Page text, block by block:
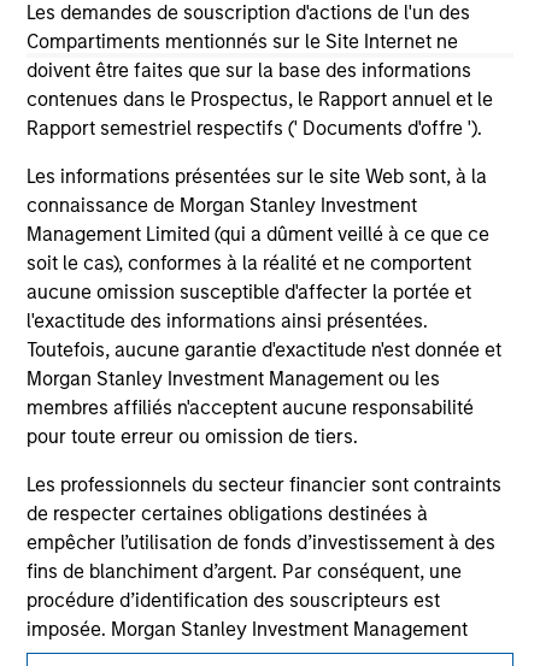
Les demandes de souscription d'actions de l'un des
Compartiments mentionnés sur le Site Internet ne
doivent être faites que sur la base des informations
contenues dans le Prospectus, le Rapport annuel et le
Rapport semestriel respectifs (' Documents d'offre ').
Les informations présentées sur le site Web sont, à la
connaissance de Morgan Stanley Investment
Management Limited (qui a dûment veillé à ce que ce
soit le cas), conformes à la réalité et ne comportent
aucune omission susceptible d'affecter la portée et
l'exactitude des informations ainsi présentées.
Toutefois, aucune garantie d'exactitude n'est donnée et
Morgan Stanley Investment Management ou les
membres affiliés n'acceptent aucune responsabilité
pour toute erreur ou omission de tiers.
Les professionnels du secteur financier sont contraints
de respecter certaines obligations destinées à
empêcher l’utilisation de fonds d’investissement à des
fins de blanchiment d’argent. Par conséquent, une
procédure d’identification des souscripteurs est
imposée. Morgan Stanley Investment Management
Limited peut procéder à des vérifications et d’autres
owners. The information on this website has not been
authorized, sponsored, or otherwise approved by such
owners. By clicking on any links shown here, you agree that
you are navigating to a third party site. We are providing
these hyperlinks to you only as a convenience and the
inclusion of any hyperlink is not and does not imply any
monitoring by us of any information contained in any
hyperlinked site. In no event shall we be responsible for the
information contained on the site or your use of such site
Morgan Stanley
Morgan Stanley Careers